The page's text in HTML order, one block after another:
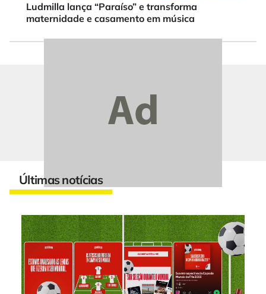
Ludmilla lança “Paraíso” e transforma
maternidade e casamento em música
Últimas notícias